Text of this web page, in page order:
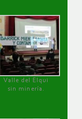
Valle del Elqui
sin minería.